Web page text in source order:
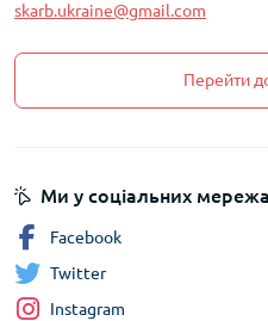
skarb.ukraine@gmail.com
Перейти
Ми у соціальних
Facebook
Twitter
Instagram